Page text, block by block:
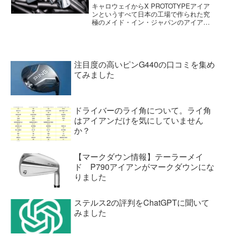
キャロウェイからX PROTOTYPEアイア
ンというすべて日本の工場で作られた究
極のメイド・イン・ジャパンのアイアン
注目度の高いピンG440の口コミを集め
てみました
ドライバーのライ角について。ライ角
はアイアンだけを気にしていません
か？
【マークダウン情報】テーラーメイ
ド P790アイアンがマークダウンにな
りました
ステルス2の評判をChatGPTに聞いて
みました